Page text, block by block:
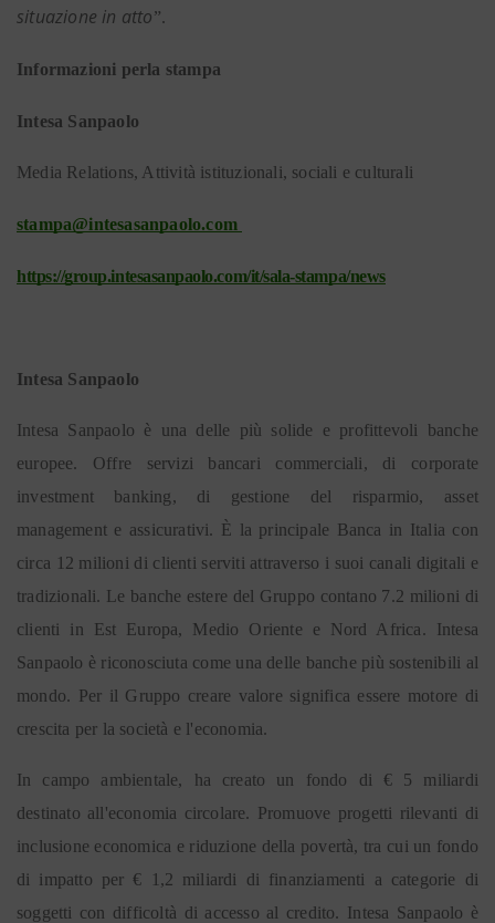
situazione in atto”.
Informazioni perla stampa
Intesa Sanpaolo
Media Relations, Attività istituzionali, sociali e culturali
stampa@intesasanpaolo.com
https://group.intesasanpaolo.com/it/sala-stampa/news
Intesa Sanpaolo
Intesa Sanpaolo è una delle più solide e profittevoli banche
europee. Offre servizi bancari commerciali, di corporate
investment banking, di gestione del risparmio, asset
management e assicurativi. È la principale Banca in Italia con
circa 12 milioni di clienti serviti attraverso i suoi canali digitali e
tradizionali. Le banche estere del Gruppo contano 7.2 milioni di
clienti in Est Europa, Medio Oriente e Nord Africa. Intesa
Sanpaolo è riconosciuta come una delle banche più sostenibili al
mondo. Per il Gruppo creare valore significa essere motore di
crescita per la società e l'economia.
In campo ambientale, ha creato un fondo di € 5 miliardi
destinato all'economia circolare. Promuove progetti rilevanti di
inclusione economica e riduzione della povertà, tra cui un fondo
di impatto per € 1,2 miliardi di finanziamenti a categorie di
soggetti con difficoltà di accesso al credito. Intesa Sanpaolo è